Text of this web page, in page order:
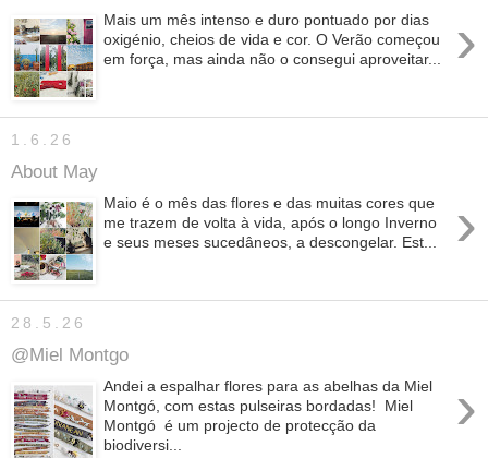
›
Mais um mês intenso e duro pontuado por dias
oxigénio, cheios de vida e cor. O Verão começou
em força, mas ainda não o consegui aproveitar...
1.6.26
About May
›
Maio é o mês das flores e das muitas cores que
me trazem de volta à vida, após o longo Inverno
e seus meses sucedâneos, a descongelar. Est...
28.5.26
@Miel Montgo
›
Andei a espalhar flores para as abelhas da Miel
Montgó, com estas pulseiras bordadas! Miel
Montgó é um projecto de protecção da
biodiversi...